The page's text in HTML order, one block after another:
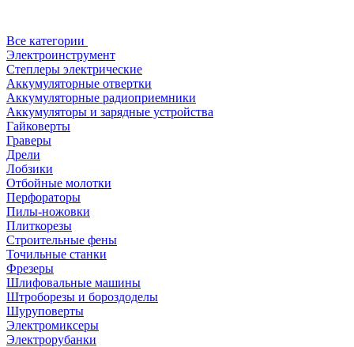
Все категории
Электроинструмент
Степлеры электрические
Аккумуляторные отвертки
Аккумуляторные радиоприемники
Аккумуляторы и зарядные устройства
Гайковерты
Граверы
Дрели
Лобзики
Отбойные молотки
Перфораторы
Пилы-ножовки
Плиткорезы
Строительные фены
Точильные станки
Фрезеры
Шлифовальные машины
Штроборезы и бороздоделы
Шуруповерты
Электромиксеры
Электрорубанки